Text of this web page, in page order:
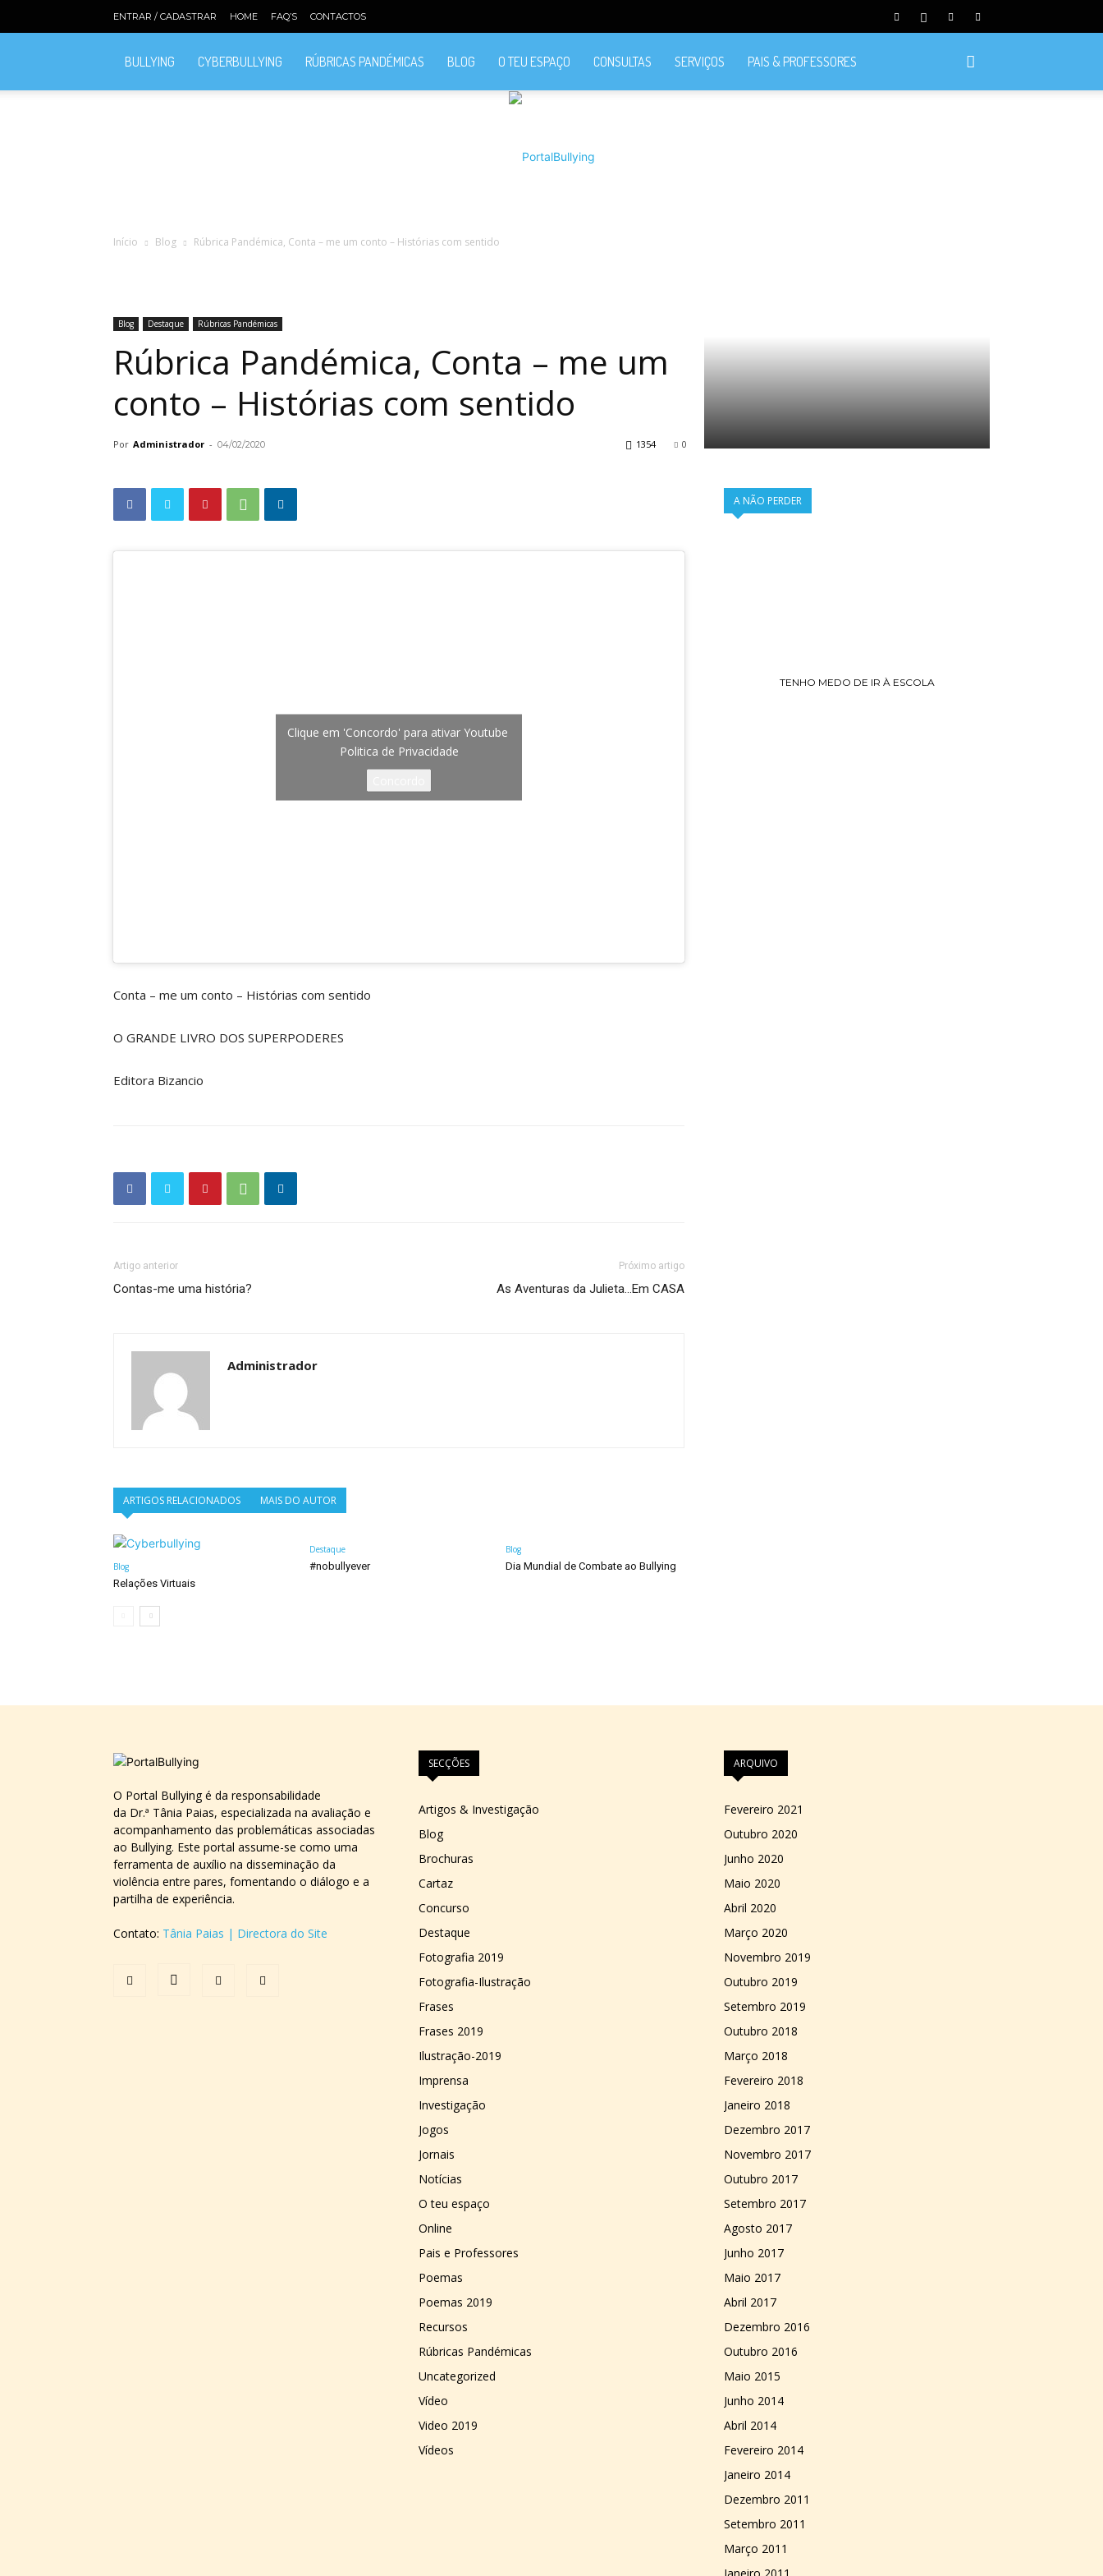
ENTRAR / CADASTRAR HOME FAQ’S CONTACTOS
BULLYING CYBERBULLYING RÚBRICAS PANDÉMICAS BLOG O TEU ESPAÇO CONSULTAS SERVIÇOS PAIS & PROFESSORES
Início Blog Rúbrica Pandémica, Conta – me um conto – Histórias com sentido
Blog Destaque Rúbricas Pandémicas
Rúbrica Pandémica, Conta – me um
conto – Histórias com sentido
Por Administrador - 04/02/2020 0
1354
Clique em 'Concordo' para ativar Youtube
Politica de Privacidade
Conta – me um conto – Histórias com sentido
O GRANDE LIVRO DOS SUPERPODERES
Editora Bizancio
Artigo anterior
Contas-me uma história?
Próximo artigo
As Aventuras da Julieta…Em CASA
Administrador
ARTIGOS RELACIONADOS MAIS DO AUTOR
Blog
Relações Virtuais
Destaque
#nobullyever
Blog
Dia Mundial de Combate ao Bullying
A NÃO PERDER
TENHO MEDO DE IR À ESCOLA
O Portal Bullying é da responsabilidade
da Dr.ª Tânia Paias, especializada na avaliação e
acompanhamento das problemáticas associadas
ao Bullying. Este portal assume-se como uma
ferramenta de auxílio na disseminação da
violência entre pares, fomentando o diálogo e a
partilha de experiência.
Contato: Tânia Paias | Directora do Site
SECÇÕES
Artigos & Investigação
Blog
Brochuras
Cartaz
Concurso
Destaque
Fotografia 2019
Fotografia-Ilustração
Frases
Frases 2019
Ilustração-2019
Imprensa
Investigação
Jogos
Jornais
Notícias
O teu espaço
Online
Pais e Professores
Poemas
Poemas 2019
Recursos
Rúbricas Pandémicas
Uncategorized
Vídeo
Video 2019
Vídeos
ARQUIVO
Fevereiro 2021
Outubro 2020
Junho 2020
Maio 2020
Abril 2020
Março 2020
Novembro 2019
Outubro 2019
Setembro 2019
Outubro 2018
Março 2018
Fevereiro 2018
Janeiro 2018
Dezembro 2017
Novembro 2017
Outubro 2017
Setembro 2017
Agosto 2017
Junho 2017
Maio 2017
Abril 2017
Dezembro 2016
Outubro 2016
Maio 2015
Junho 2014
Abril 2014
Fevereiro 2014
Janeiro 2014
Dezembro 2011
Setembro 2011
Março 2011